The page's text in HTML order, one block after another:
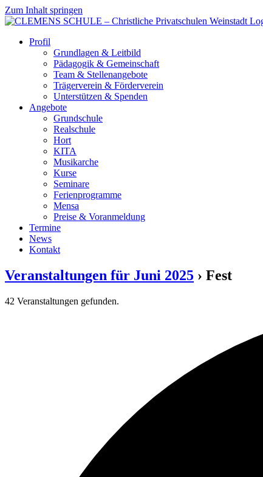
Zum Inhalt springen
Profil
Grundlagen & Leitbild
Pädagogik & Gemeinschaft
Team & Stellenangebote
Trägerverein & Förderverein
Unterstützen & Spenden
Angebote
Grundschule
Realschule
Hort
KITA
Musikarche
Kurse
Seminare
Ferienprogramme
Mensa
Preise & Voranmeldung
Termine
News
Kontakt
Veranstaltungen für Juni 2025 › Fest
42 Veranstaltungen gefunden.